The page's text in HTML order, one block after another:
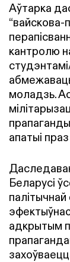
Аўтарка
“вайскова-
кантролю
моладзь.
апатыі праз
Беларусі
адкрытым